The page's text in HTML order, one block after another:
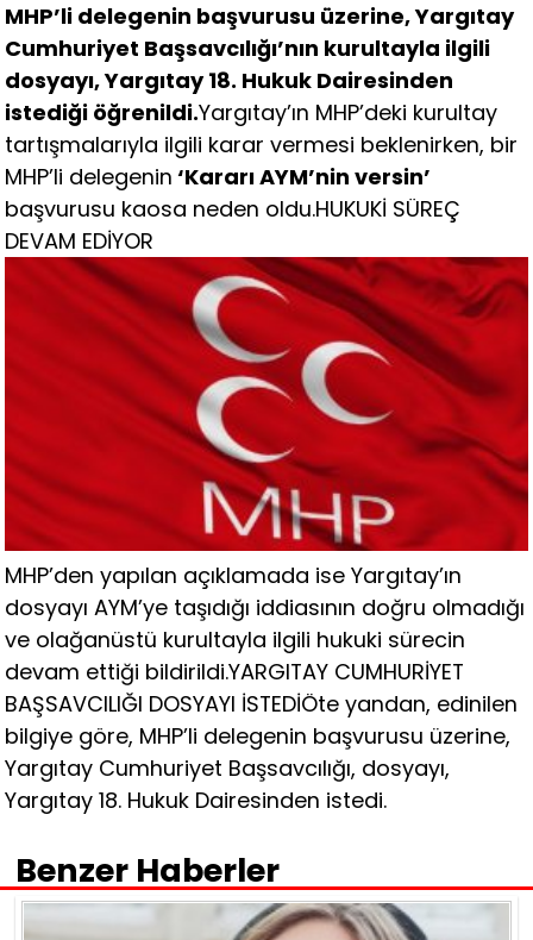
MHP’li delegenin başvurusu üzerine, Yargıtay
Cumhuriyet Başsavcılığı’nın kurultayla ilgili
dosyayı, Yargıtay 18. Hukuk Dairesinden
istediği öğrenildi.Yargıtay’ın MHP’deki kurultay
tartışmalarıyla ilgili karar vermesi beklenirken, bir
MHP’li delegenin ‘Kararı AYM’nin versin’
başvurusu kaosa neden oldu.HUKUKİ SÜREÇ
DEVAM EDİYOR
MHP’den yapılan açıklamada ise Yargıtay’ın
dosyayı AYM’ye taşıdığı iddiasının doğru olmadığı
ve olağanüstü kurultayla ilgili hukuki sürecin
devam ettiği bildirildi.YARGITAY CUMHURİYET
BAŞSAVCILIĞI DOSYAYI İSTEDİÖte yandan, edinilen
bilgiye göre, MHP’li delegenin başvurusu üzerine,
Yargıtay Cumhuriyet Başsavcılığı, dosyayı,
Yargıtay 18. Hukuk Dairesinden istedi.
Benzer Haberler